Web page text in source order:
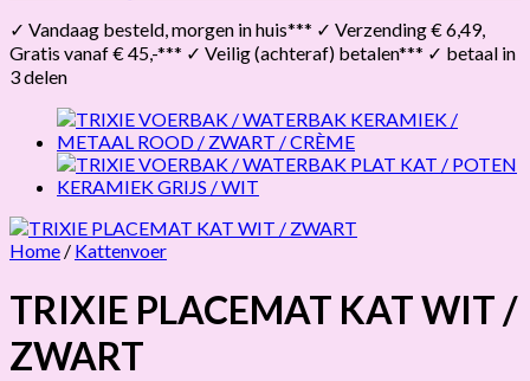
✓ Vandaag besteld, morgen in huis*** ✓ Verzending € 6,49,
Gratis vanaf € 45,-*** ✓ Veilig (achteraf) betalen*** ✓ betaal in
3 delen
Home / Kattenvoer
TRIXIE PLACEMAT KAT WIT /
ZWART